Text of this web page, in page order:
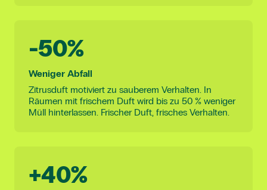
-50%
Weniger Abfall
Zitrusduft motiviert zu sauberem Verhalten. In
Räumen mit frischem Duft wird bis zu 50 % weniger
Müll hinterlassen. Frischer Duft, frisches Verhalten.
+40%